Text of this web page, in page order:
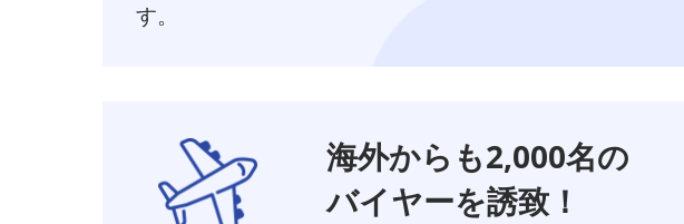
す。
海外からも2,000名の
バイヤーを誘致！